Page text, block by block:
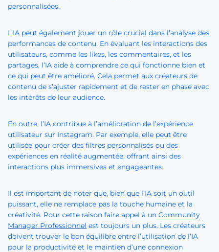
personnalisées.
L’IA peut également jouer un rôle crucial dans l’analyse des
performances de contenu. En évaluant les interactions des
utilisateurs, comme les likes, les commentaires, et les
partages, l’IA aide à comprendre ce qui fonctionne bien et
ce qui peut être amélioré. Cela permet aux créateurs de
contenu de s’ajuster rapidement et de rester en phase avec
les intérêts de leur audience.
En outre, l’IA contribue à l’amélioration de l’expérience
utilisateur sur Instagram. Par exemple, elle peut être
utilisée pour créer des filtres personnalisés ou des
expériences en réalité augmentée, offrant ainsi des
interactions plus immersives et engageantes.
Il est important de noter que, bien que l’IA soit un outil
puissant, elle ne remplace pas la touche humaine et la
créativité. Pour cette raison faire appel à un Community
Manager Professionnel est toujours un plus. Les créateurs
doivent trouver le bon équilibre entre l’utilisation de l’IA
pour la productivité et le maintien d’une connexion